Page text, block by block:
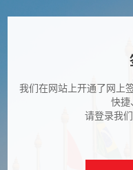
我们在网站上开通了网上
快捷
请登录我